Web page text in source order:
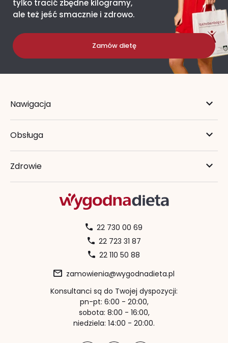
tylko tracić zbędne kilogramy,
ale też jeść smacznie i zdrowo.
Zamów dietę
Nawigacja
Obsługa
Zdrowie
22 730 00 69
22 723 31 87
22 110 50 88
zamowienia@wygodnadieta.pl
Konsultanci są do Twojej dyspozycji:
pn-pt: 6:00 - 20:00,
sobota: 8:00 - 16:00,
niedziela: 14:00 - 20:00.